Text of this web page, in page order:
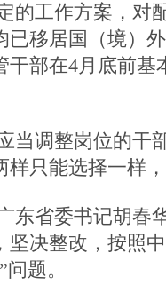
的工作方案，对
已移居国（境）
部在4月底前基
当调整岗位的干
样只能选择一样
东省委书记胡春
坚决整改，按照
题。